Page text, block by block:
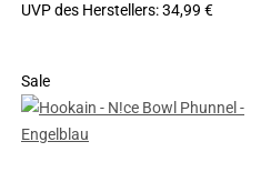
UVP des Herstellers:34,99 €
Sale